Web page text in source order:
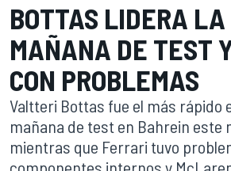
BOTTAS LIDERA
MAÑANA DE TEST
CON PROBLEMAS
Valtteri Bottas fue el más rápido
mañana de test en Bahrein este
mientras que Ferrari tuvo